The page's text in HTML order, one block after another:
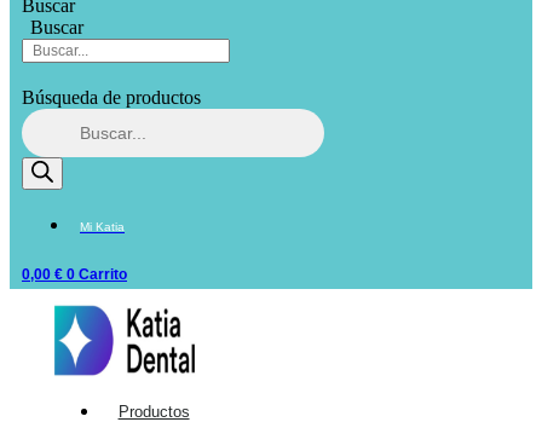
Buscar
Buscar
Búsqueda de productos
Mi Katia
0,00 € 0 Carrito
Productos